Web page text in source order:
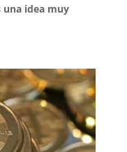
una idea muy